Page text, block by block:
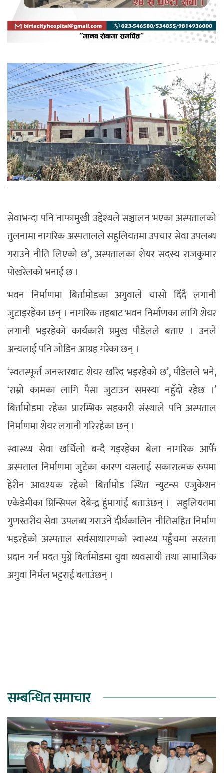
सेवाभन्दा पनि नाफामुखी उद्देश्यले सञ्चालन भएका अस्पतालको
तुलनामा नागरिक अस्पतालले सहुलियतमा उपचार सेवा उपलब्ध
गराउने नीति लिएको छ’, अस्पतालका शेयर सदस्य राजकुमार
पोखरेलको भनाई छ ।
भवन निर्माणमा बिर्तामोडका अगुवाले चासो दिँदै लगानी
जुटाइरहेका छन् । नागरिक तहबाट भवन निर्माणका लागि शेयर
लगानी भइरहेको कार्यकारी प्रमुख पौडेलले बताए । उनले
अन्यलाई पनि जोडिन आग्रह गरेका छन् ।
‘स्वतस्फूर्त जनस्तरबाट शेयर खरिद भइरहेको छ’, पौडेलले भने,
‘राम्रो कामका लागि पैसा जुटाउन समस्या नहुँदो रहेछ ।’
बिर्तामोडमा रहेका प्रारम्भिक सहकारी संस्थाले पनि अस्पताल
निर्माणमा शेयर लगानी गरिरहेका छन् ।
स्वास्थ्य सेवा खर्चिलो बन्दै गइरहेका बेला नागरिक आफैँ
अस्पताल निर्माणमा जुटेका कारण यसलाई सकारात्मक रुपमा
हेरीन आवश्यक रहेको बिर्तामोड स्थित न्युटन्स एजुकेशन
एकेडेमीका प्रिन्सिपल देबेन्द्र हुंमागांई बताउंछन् । सहुलियतमा
गुणस्तरीय सेवा उपलब्ध गराउने दीर्घकालिन नीतिसहित निर्माण
भइरहेको अस्पताल सर्वसाधारणको स्वास्थ्य पहुँचमा सरलता
प्रदान गर्न मदत पुग्ने बिर्तामोडमा युवा व्यवसायी तथा सामाजिक
अगुवा निर्मल भट्टराई बताउंछन् ।
सम्बन्धित समाचार